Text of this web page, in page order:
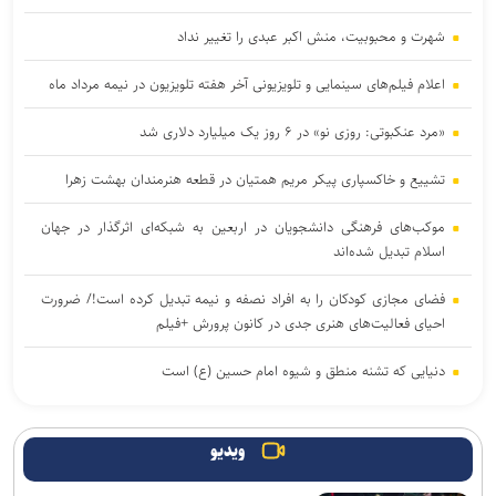
شهرت و محبوبیت، منش اکبر عبدی را تغییر نداد
اعلام فیلم‌های سینمایی و تلویزیونی آخر هفته تلویزیون در نیمه مرداد ماه
«مرد عنکبوتی: روزی نو» در ۶ روز یک میلیارد دلاری شد
تشییع و خاکسپاری پیکر مریم همتیان در قطعه هنرمندان بهشت زهرا
موکب‌های فرهنگی دانشجویان در اربعین به شبکه‌ای اثرگذار در جهان
اسلام تبدیل شده‌اند
فضای مجازی کودکان را به افراد نصفه و نیمه تبدیل کرده است!/ ضرورت
احیای فعالیت‌های هنری جدی در کانون پرورش +فیلم
دنیایی که تشنه منطق و شیوه امام حسین (ع) است
شهید است
جیمز کامرون آماده خداحافظی با «آواتار»/ «در حال ترسیم آخرین پرده از
ویدیو